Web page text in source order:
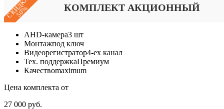
СКИДКА
50% КОМПЛЕКТ АКЦИОННЫЙ
AHD-камера3 шт
Монтажпод ключ
Видеорегистратор4-ех канал
Тех. поддержкаПремиум
Качествоmaximum
Цена комплекта от
27 000 руб.